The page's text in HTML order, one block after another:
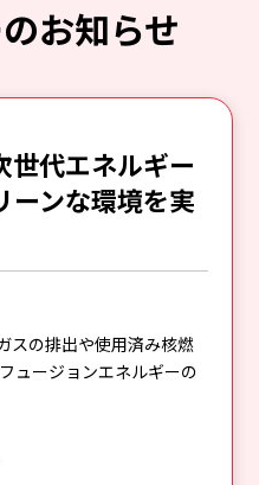
お知らせ
世代エネルギー
ーンな環境を実
スの排出や使用済み核燃
ュージョンエネルギーの